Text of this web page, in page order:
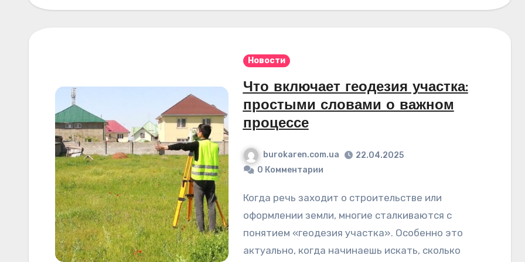
Новости
Что включает геодезия участка:
простыми словами о важном
процессе
burokaren.com.ua
22.04.2025
0 Комментарии
Когда речь заходит о строительстве или
оформлении земли, многие сталкиваются с
понятием «геодезия участка». Особенно это
актуально, когда начинаешь искать, сколько